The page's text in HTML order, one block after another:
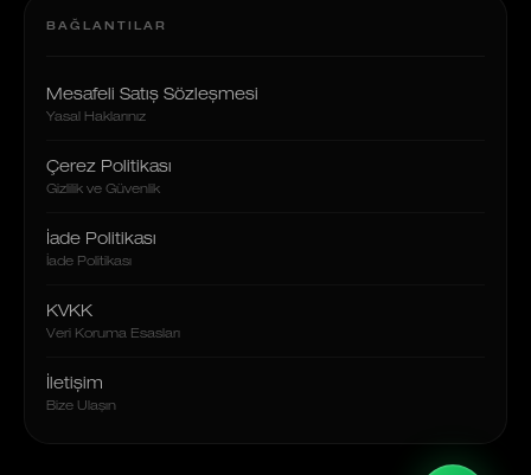
BAĞLANTILAR
Mesafeli Satış Sözleşmesi
Yasal Haklarınız
Çerez Politikası
Gizlilik ve Güvenlik
İade Politikası
İade Politikası
KVKK
Veri Koruma Esasları
İletişim
Bize Ulaşın